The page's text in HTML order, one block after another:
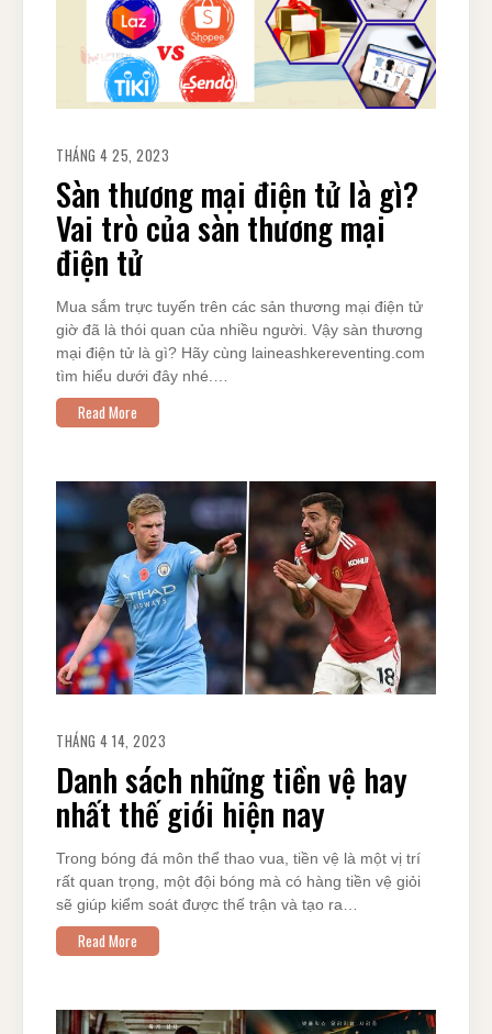
THÁNG 4 25, 2023
Sàn thương mại điện tử là gì?
Vai trò của sàn thương mại
điện tử
Mua sắm trực tuyến trên các sản thương mại điện tử
giờ đã là thói quan của nhiều người. Vậy sàn thương
mại điện tử là gì? Hãy cùng laineashkereventing.com
tìm hiểu dưới đây nhé.…
Read More
THÁNG 4 14, 2023
Danh sách những tiền vệ hay
nhất thế giới hiện nay
Trong bóng đá môn thể thao vua, tiền vệ là một vị trí
rất quan trọng, một đội bóng mà có hàng tiền vệ giỏi
sẽ giúp kiểm soát được thế trận và tạo ra…
Read More